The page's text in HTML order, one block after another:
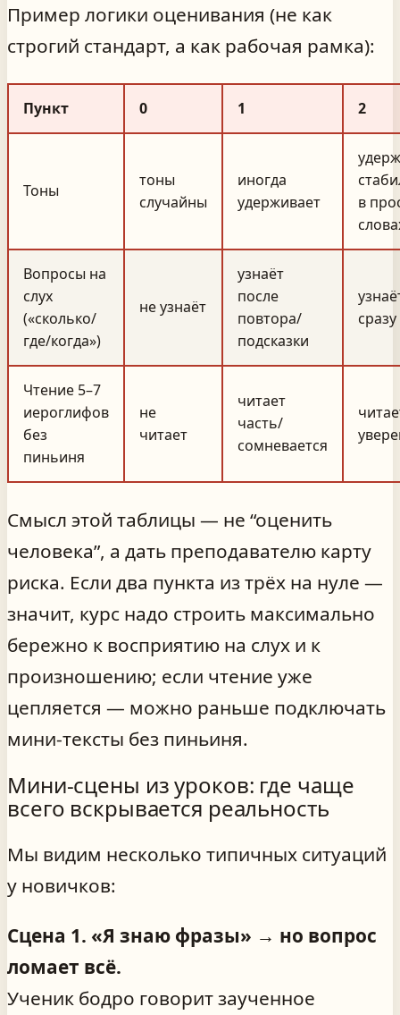
Пример логики оценивания (не как
строгий стандарт, а как рабочая рамка):
Пункт 0 1 2
Тоны
тоны
случайны
иногда
удерживает
в
Вопросы на
слух
(«сколько/
где/когда»)
не узнаёт
узнаёт
после
повтора/
подсказки
сразу
Чтение 5–7
иероглифов
без
пиньиня
не
читает
читает
часть/
сомневается
Смысл этой таблицы — не “оценить
человека”, а дать преподавателю карту
риска. Если два пункта из трёх на нуле —
значит, курс надо строить максимально
бережно к восприятию на слух и к
произношению; если чтение уже
цепляется — можно раньше подключать
мини‑тексты без пиньиня.
Мини‑сцены из уроков: где чаще
всего вскрывается реальность
Мы видим несколько типичных ситуаций
у новичков:
Сцена 1. «Я знаю фразы» → но вопрос
ломает всё.
Ученик бодро говорит заученное